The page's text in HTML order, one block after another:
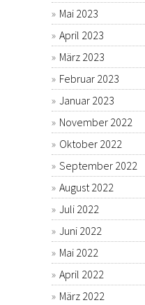
Mai 2023
April 2023
März 2023
Februar 2023
Januar 2023
November 2022
Oktober 2022
September 2022
August 2022
Juli 2022
Juni 2022
Mai 2022
April 2022
März 2022